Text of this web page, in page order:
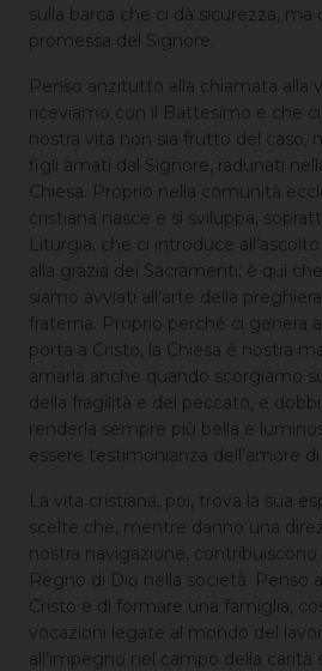
sulla barca che ci dà sicurezza,
promessa del Signore.
Penso anzitutto alla chiamata alla
riceviamo con il Battesimo e che
nostra vita non sia frutto del caso,
figli amati dal Signore, radunati
Chiesa. Proprio nella comunità
cristiana nasce e si sviluppa,
Liturgia, che ci introduce
alla grazia dei Sacramenti; è qui
siamo avviati all’arte della
fraterna. Proprio perché ci genera
porta a Cristo, la Chiesa è nostra
amarla anche quando scorgiamo
della fragilità e del peccato, e
renderla sempre più bella e
essere testimonianza dell’amore
La vita cristiana, poi, trova la sua
scelte che, mentre danno una
nostra navigazione,
Regno di Dio nella società. Penso
Cristo e di formare una famiglia,
vocazioni legate al mondo del
all’impegno nel campo della carità